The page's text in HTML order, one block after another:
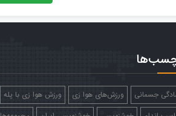
جسمانی ورزش‌های هوا زی
ورزش هوا زی با پله